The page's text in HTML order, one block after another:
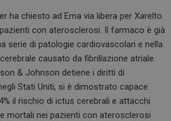
at
s
A
p
p
ha chiesto ad Ema via libera per Xarelto
con aterosclerosi. Il farmaco è già
serie di patologie cardiovascolari e nella
causato da fibrillazione atriale.
& Johnson detiene i diritti di
Stati Uniti, si è dimostrato capace
il rischio di ictus cerebrali e attacchi
mortali nei pazienti con aterosclerosi